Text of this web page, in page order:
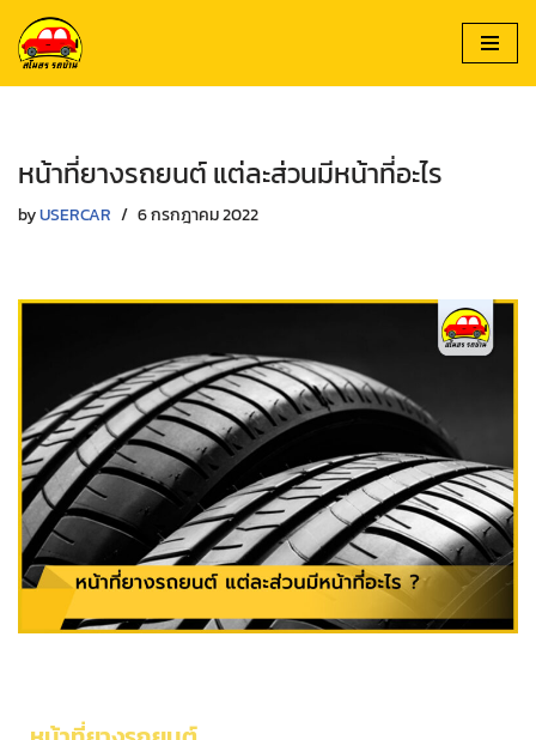
Skip
to
หน้าที่ยางรถยนต์ แต่ละส่วนมีหน้าที่อะไร
byUSERCAR 6 กรกฎาคม 2022